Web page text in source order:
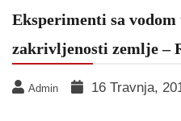
Eksperimenti sa
zakrivljenosti zemlje –
Admin 16 Travnja,